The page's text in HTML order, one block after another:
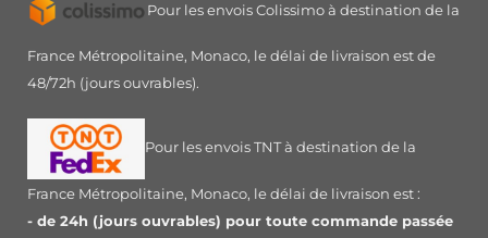
Pour les envois Colissimo à destination de la
France Métropolitaine, Monaco, le délai de livraison est de
48/72h (jours ouvrables).
Pour les envois TNT à destination de la
France Métropolitaine, Monaco, le délai de livraison est :
- de 24h (jours ouvrables) pour toute commande passée